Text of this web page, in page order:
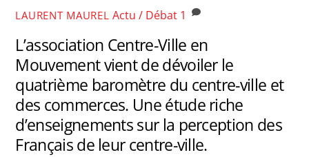
LAURENT MAUREL Actu / Débat 1
L’association Centre-Ville en
Mouvement vient de dévoiler le
quatrième baromètre du centre-ville et
des commerces. Une étude riche
d’enseignements sur la perception des
Français de leur centre-ville.